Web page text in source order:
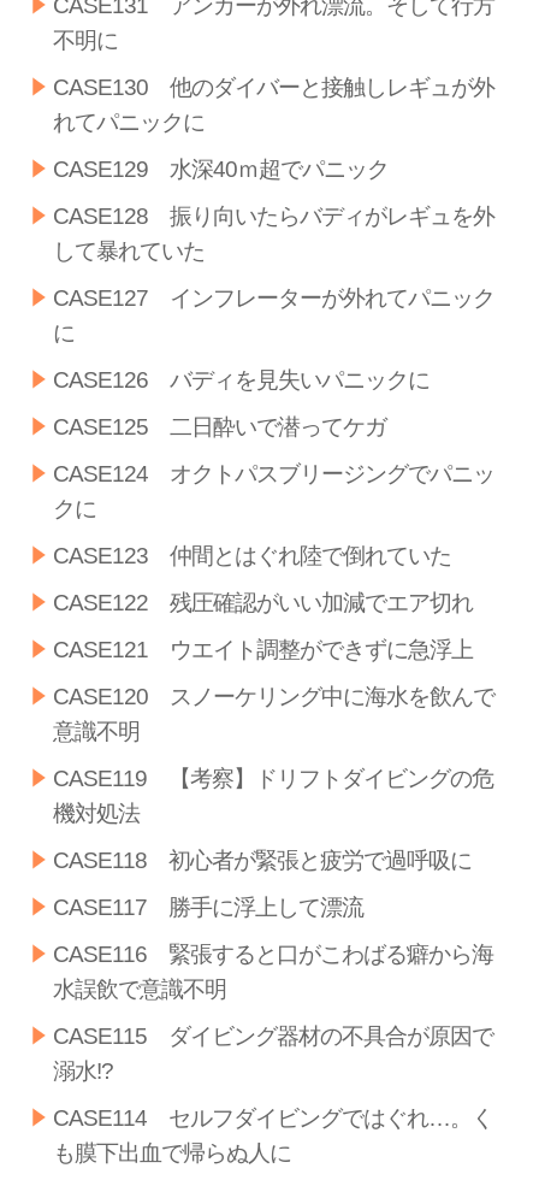
CASE131 アンカーが外れ漂流。そして行方
不明に
CASE130 他のダイバーと接触しレギュが外
れてパニックに
CASE129 水深40ｍ超でパニック
CASE128 振り向いたらバディがレギュを外
して暴れていた
CASE127 インフレーターが外れてパニック
に
CASE126 バディを見失いパニックに
CASE125 二日酔いで潜ってケガ
CASE124 オクトパスブリージングでパニッ
クに
CASE123 仲間とはぐれ陸で倒れていた
CASE122 残圧確認がいい加減でエア切れ
CASE121 ウエイト調整ができずに急浮上
CASE120 スノーケリング中に海水を飲んで
意識不明
CASE119 【考察】ドリフトダイビングの危
機対処法
CASE118 初心者が緊張と疲労で過呼吸に
CASE117 勝手に浮上して漂流
CASE116 緊張すると口がこわばる癖から海
水誤飲で意識不明
CASE115 ダイビング器材の不具合が原因で
溺水!?
CASE114 セルフダイビングではぐれ…。く
も膜下出血で帰らぬ人に